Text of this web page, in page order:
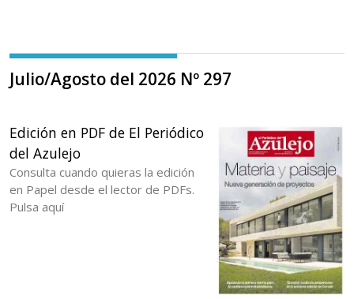
Julio/Agosto del 2026 Nº 297
Edición en PDF de El Periódico
del Azulejo
Consulta cuando quieras la edición
en Papel desde el lector de PDFs.
Pulsa aquí